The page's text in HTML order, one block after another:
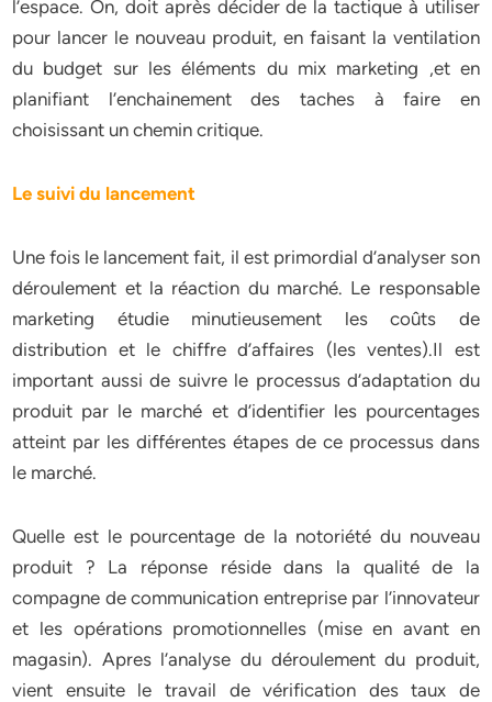
l’espace. On, doit après décider de la tactique à utiliser
pour lancer le nouveau produit, en faisant la ventilation
du budget sur les éléments du mix marketing ,et en
planifiant l’enchainement des taches à faire en
choisissant un chemin critique.
Le suivi du lancement
Une fois le lancement fait, il est primordial d’analyser son
déroulement et la réaction du marché. Le responsable
marketing étudie minutieusement les coûts de
distribution et le chiffre d’affaires (les ventes).Il est
important aussi de suivre le processus d’adaptation du
produit par le marché et d’identifier les pourcentages
atteint par les différentes étapes de ce processus dans
le marché.
Quelle est le pourcentage de la notoriété du nouveau
produit ? La réponse réside dans la qualité de la
compagne de communication entreprise par l’innovateur
et les opérations promotionnelles (mise en avant en
magasin). Apres l’analyse du déroulement du produit,
vient ensuite le travail de vérification des taux de